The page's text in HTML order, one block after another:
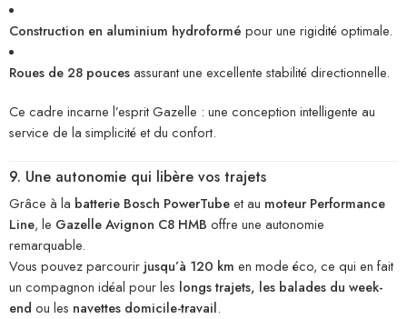
Construction en aluminium hydroformé pour une rigidité optimale.
Roues de 28 poucesassurant une excellente stabilité directionnelle.
Ce cadre incarne l’esprit Gazelle : une conception intelligente au
service de la simplicité et du confort.
9. Une autonomie qui libère vos trajets
Grâce à la batterie Bosch PowerTubeet au moteur Performance
Line, le Gazelle Avignon C8 HMB offre une autonomie
remarquable.
Vous pouvez parcourir jusqu’à 120 km en mode éco, ce qui en fait
un compagnon idéal pour les longs trajets, les balades du week-
end ou les navettes domicile-travail.